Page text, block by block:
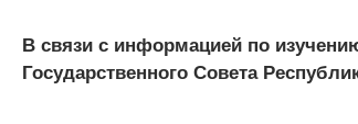
В связи с информацией по
Государственного Совета